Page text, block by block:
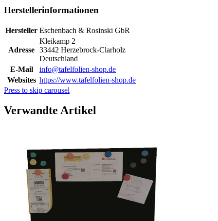
Herstellerinformationen
Hersteller Eschenbach & Rosinski GbR
Adresse
Kleikamp 2
33442 Herzebrock-Clarholz
Deutschland
E-Mail
info@tafelfolien-shop.de
Websites https://www.tafelfolien-shop.de
Press to skip carousel
Verwandte Artikel